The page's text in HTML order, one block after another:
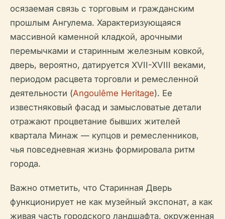
осязаемая связь с торговым и гражданским
прошлым Ангулема. Характеризующаяся
массивной каменной кладкой, арочными
перемычками и старинным железным ковкой,
дверь, вероятно, датируется XVII-XVIII веками,
периодом расцвета торговли и ремесленной
деятельности (Angoulême Heritage). Ее
известняковый фасад и замысловатые детали
отражают процветание бывших жителей
квартала Минаж — купцов и ремесленников,
чья повседневная жизнь формировала ритм
города.
Важно отметить, что Старинная Дверь
функционирует не как музейный экспонат, а как
живая часть городского ландшафта, окруженная